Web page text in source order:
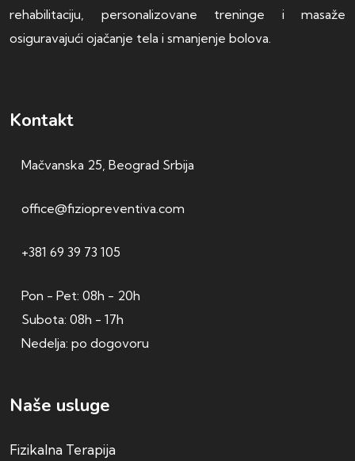
rehabilitaciju, personalizovane treninge i masaže
osiguravajući ojačanje tela i smanjenje bolova.
Kontakt
Mačvanska 25, Beograd Srbija
office@fiziopreventiva.com
+381 69 39 73 105
Pon - Pet: 08h - 20h
Subota: 08h - 17h
Nedelja: po dogovoru
Naše usluge
Fizikalna Terapija